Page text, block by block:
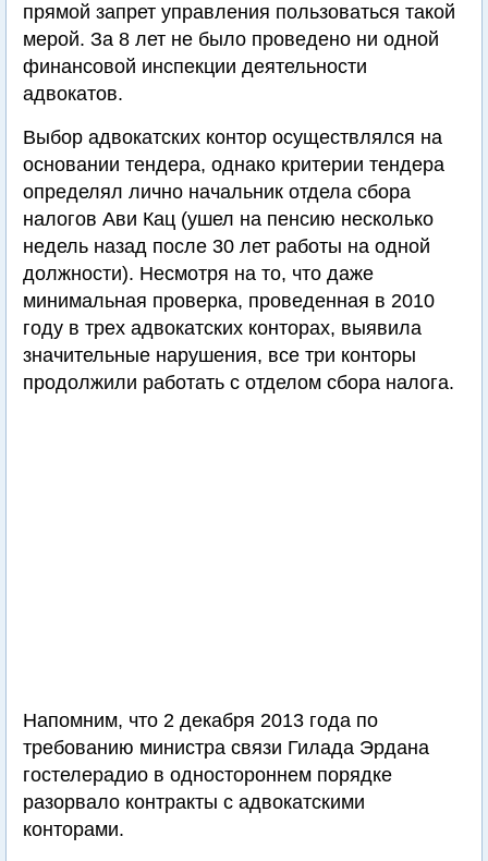
прямой запрет управления пользоваться такой
мерой. За 8 лет не было проведено ни одной
финансовой инспекции деятельности
адвокатов.
Выбор адвокатских контор осуществлялся на
основании тендера, однако критерии тендера
определял лично начальник отдела сбора
налогов Ави Кац (ушел на пенсию несколько
недель назад после 30 лет работы на одной
должности). Несмотря на то, что даже
минимальная проверка, проведенная в 2010
году в трех адвокатских конторах, выявила
значительные нарушения, все три конторы
продолжили работать с отделом сбора налога.
Напомним, что 2 декабря 2013 года по
требованию министра связи Гилада Эрдана
гостелерадио в одностороннем порядке
разорвало контракты с адвокатскими
конторами.